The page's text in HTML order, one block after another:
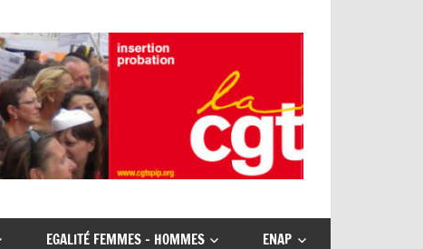
EGALITÉ FEMMES – HOMMES ENAP